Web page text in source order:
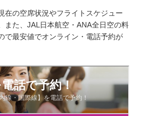
在の空席状況やフライトスケジュー
また、JAL日本航空・ANA全日空の料
で最安値でオンライン・電話予約が